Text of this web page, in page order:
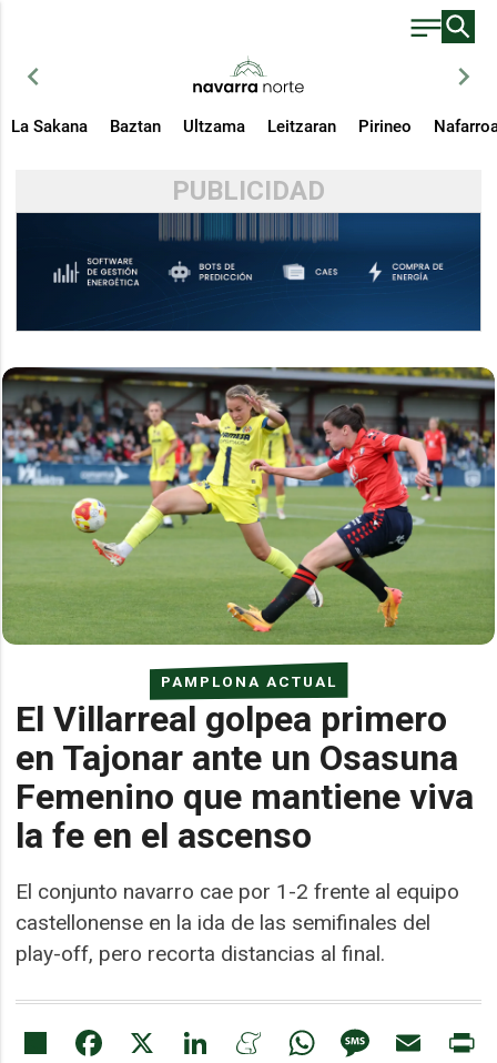
chevron_left chevron_right
La Sakana Baztan Ultzama Leitzaran Pirineo
PUBLICIDAD
PAMPLONA ACTUAL
El Villarreal golpea primero
en Tajonar ante un Osasuna
Femenino que mantiene viva
la fe en el ascenso
El conjunto navarro cae por 1-2 frente al equipo
castellonense en la ida de las semifinales del
play-off, pero recorta distancias al final.
Share Facebook LinkedIn MeneameWhatsAppMessageEmail